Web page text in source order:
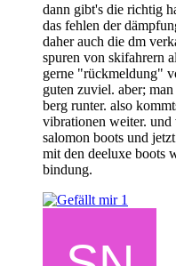
dann gibt's die richtig
das fehlen der
daher auch die dm
spuren von skifahrern
gerne "rückmeldung"
guten zuviel. aber;
berg runter. also
vibrationen weiter. und
salomon boots und
mit den deeluxe boots
bindung.
1